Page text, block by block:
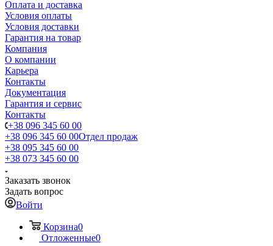
Оплата и доставка
Условия оплаты
Условия доставки
Гарантия на товар
Компания
О компании
Карьера
Контакты
Документация
Гарантия и сервис
Контакты
+38 096 345 60 00
+38 096 345 60 00Отдел продаж
+38 095 345 60 00
+38 073 345 60 00
Заказать звонок
Задать вопрос
Войти
Корзина0
Отложенные0